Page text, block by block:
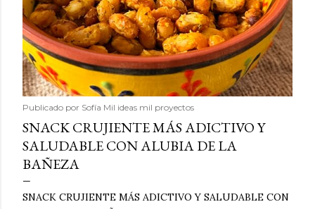
Publicado por Sofía Mil ideas mil proyectos
SNACK CRUJIENTE MÁS ADICTIVO Y
SALUDABLE CON ALUBIA DE LA
BAÑEZA
SNACK CRUJIENTE MÁS ADICTIVO Y SALUDABLE CON